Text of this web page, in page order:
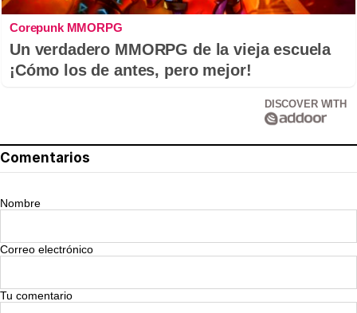
Corepunk MMORPG
Un verdadero MMORPG de la vieja escuela
¡Cómo los de antes, pero mejor!
DISCOVER WITH
Comentarios
Nombre
Correo electrónico
Tu comentario